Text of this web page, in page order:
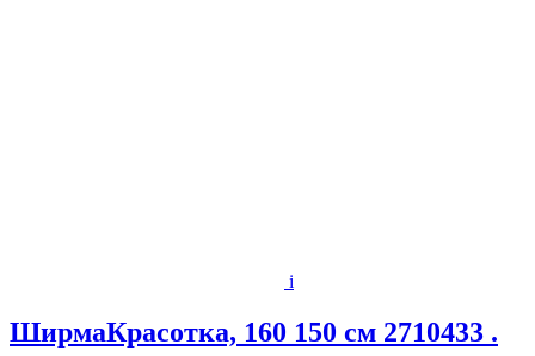
i
ШирмаКрасотка, 160 150 см 2710433 .